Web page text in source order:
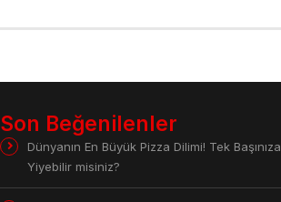
Son Beğenilenler
Dünyanın En Büyük Pizza Dilimi! Tek Başınıza
Yiyebilir misiniz?